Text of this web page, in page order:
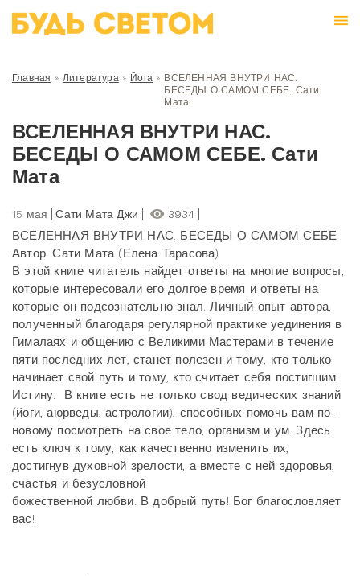
Главная » Литература» Йога » ВСЕЛЕННАЯ ВНУТРИ НАС.
БЕСЕДЫ О САМОМ СЕБЕ. Сати
Мата
ВСЕЛЕННАЯ ВНУТРИ НАС.
БЕСЕДЫ О САМОМ СЕБЕ. Сати
Мата
15 мая Сати Мата Джи 3934
ВСЕЛЕННАЯ ВНУТРИ НАС. БЕСЕДЫ О САМОМ СЕБЕ
Автор: Сати Мата (Елена Тарасова)
В этой книге читатель найдет ответы на многие вопросы,
которые интересовали его долгое время и ответы на
которые он подсознательно знал. Личный опыт автора,
полученный благодаря регулярной практике уединения в
Гималаях и общению с Великими Мастерами в течение
пяти последних лет, станет полезен и тому, кто только
начинает свой путь и тому, кто считает себя постигшим
Истину. В книге есть не только свод ведических знаний
(йоги, аюрведы, астрологии), способных помочь вам по-
новому посмотреть на свое тело, организм и ум. Здесь
есть ключ к тому, как качественно изменить их,
достигнув духовной зрелости, а вместе с ней здоровья,
счастья и безусловной
божественной любви. В добрый путь! Бог благословляет
вас!